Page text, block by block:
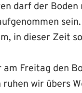
darf der
in dieser Zeit
Freitag den
wir übers